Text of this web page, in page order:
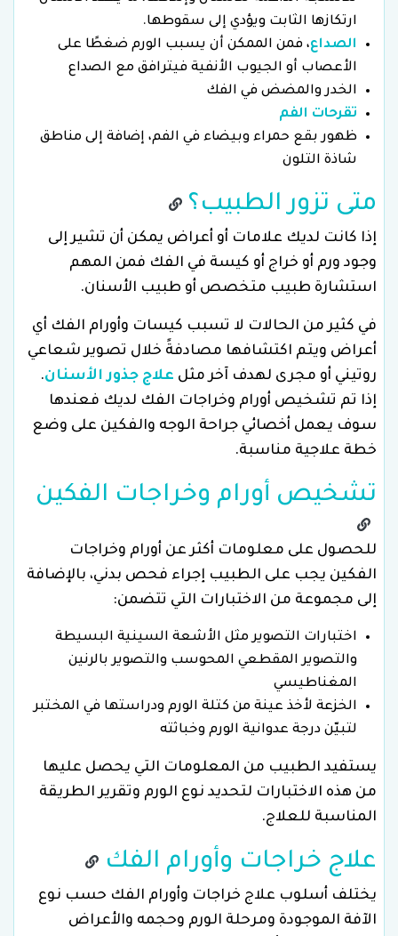
ارتكازها الثابت ويؤدي إلى سقوطها.
الصداع، فمن الممكن أن يسبب الورم ضغطًا على
الأعصاب أو الجيوب الأنفية فيترافق مع الصداع
الخدر والمضض في الفك
تقرحات الفم
ظهور بقع حمراء وبيضاء في الفم، إضافة إلى مناطق
شاذة التلون
متى تزور الطبيب؟
إذا كانت لديك علامات أو أعراض يمكن أن تشير إلى
وجود ورم أو خراج أو كيسة في الفك فمن المهم
استشارة طبيب متخصص أو طبيب الأسنان.
في كثير من الحالات لا تسبب كيسات وأورام الفك أي
أعراض ويتم اكتشافها مصادفةً خلال تصوير شعاعي
روتيني أو مجرى لهدف آخر مثل علاج جذور الأسنان.
إذا تم تشخيص أورام وخراجات الفك لديك فعندها
سوف يعمل أخصائي جراحة الوجه والفكين على وضع
خطة علاجية مناسبة.
تشخيص أورام وخراجات الفكين
للحصول على معلومات أكثر عن أورام وخراجات
الفكين يجب على الطبيب إجراء فحص بدني، بالإضافة
إلى مجموعة من الاختبارات التي تتضمن:
اختبارات التصوير مثل الأشعة السينية البسيطة
والتصوير المقطعي المحوسب والتصوير بالرنين
المغناطيسي
الخزعة لأخذ عينة من كتلة الورم ودراستها في المختبر
لتبيّن درجة عدوانية الورم وخباثته
يستفيد الطبيب من المعلومات التي يحصل عليها
من هذه الاختبارات لتحديد نوع الورم وتقرير الطريقة
المناسبة للعلاج.
علاج خراجات وأورام الفك
يختلف أسلوب علاج خراجات وأورام الفك حسب نوع
الآفة الموجودة ومرحلة الورم وحجمه والأعراض